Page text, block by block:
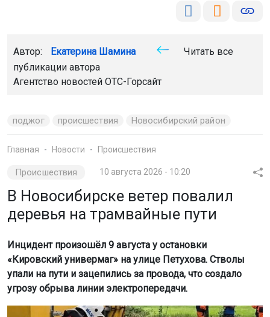
Автор: Екатерина Шамина
Читать все
публикации автора
Агентство новостей ОТС-Горсайт
поджог происшествия Новосибирский район
Главная Новости Происшествия
Происшествия 10 августа 2026 - 10:20
В Новосибирске ветер повалил
деревья на трамвайные пути
Инцидент произошёл 9 августа у остановки
«Кировский универмаг» на улице Петухова. Стволы
упали на пути и зацепились за провода, что создало
угрозу обрыва линии электропередачи.